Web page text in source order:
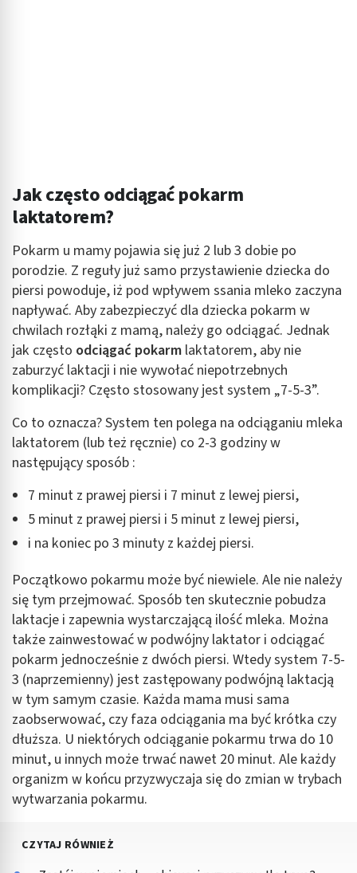
Jak często odciągać pokarm
laktatorem?
Pokarm u mamy pojawia się już 2 lub 3 dobie po
porodzie. Z reguły już samo przystawienie dziecka do
piersi powoduje, iż pod wpływem ssania mleko zaczyna
napływać. Aby zabezpieczyć dla dziecka pokarm w
chwilach rozłąki z mamą, należy go odciągać. Jednak
jak często odciągać pokarm laktatorem, aby nie
zaburzyć laktacji i nie wywołać niepotrzebnych
komplikacji? Często stosowany jest system „7-5-3”.
Co to oznacza? System ten polega na odciąganiu mleka
laktatorem (lub też ręcznie) co 2-3 godziny w
następujący sposób :
7 minut z prawej piersi i 7 minut z lewej piersi,
5 minut z prawej piersi i 5 minut z lewej piersi,
i na koniec po 3 minuty z każdej piersi.
Początkowo pokarmu może być niewiele. Ale nie należy
się tym przejmować. Sposób ten skutecznie pobudza
laktacje i zapewnia wystarczającą ilość mleka. Można
także zainwestować w podwójny laktator i odciągać
pokarm jednocześnie z dwóch piersi. Wtedy system 7-5-
3 (naprzemienny) jest zastępowany podwójną laktacją
w tym samym czasie. Każda mama musi sama
zaobserwować, czy faza odciągania ma być krótka czy
dłuższa. U niektórych odciąganie pokarmu trwa do 10
minut, u innych może trwać nawet 20 minut. Ale każdy
organizm w końcu przyzwyczaja się do zmian w trybach
wytwarzania pokarmu.
CZYTAJ RÓWNIEŻ